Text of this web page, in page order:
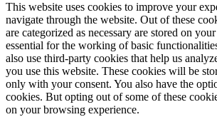
This website uses cookies to improve your
navigate through the website. Out of these
are categorized as necessary are stored on
essential for the working of basic
also use third-party cookies that help us
you use this website. These cookies will be
only with your consent. You also have the
cookies. But opting out of some of these
on your browsing experience.